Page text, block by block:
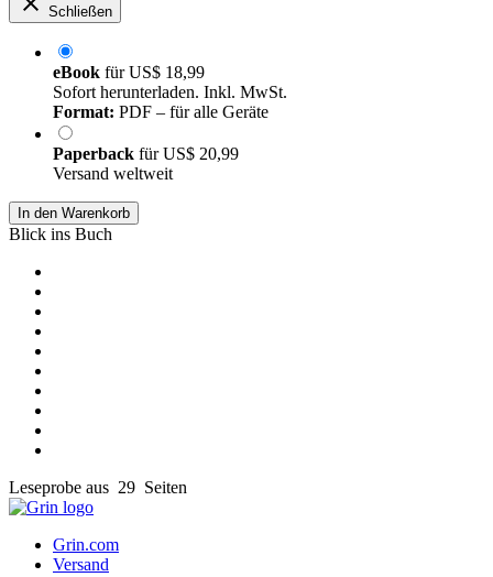
Schließen
eBook fürUS$ 18,99
Sofort herunterladen. Inkl. MwSt.
Format: PDF – für alle Geräte
Paperback fürUS$ 20,99
Versand weltweit
In den Warenkorb
Blick ins Buch
Leseprobe aus 29 Seiten
Grin.com
Versand